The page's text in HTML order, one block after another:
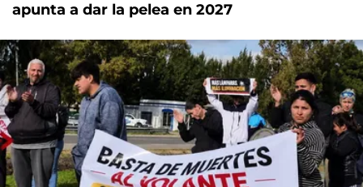
apunta a dar la pelea en 2027